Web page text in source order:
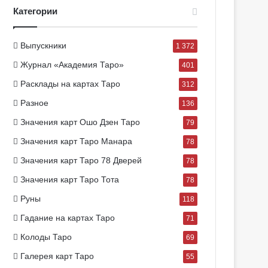
Категории
Выпускники 1 372
Журнал «Академия Таро» 401
Расклады на картах Таро 312
Разное 136
Значения карт Ошо Дзен Таро 79
Значения карт Таро Манара 78
Значения карт Таро 78 Дверей 78
Значения карт Таро Тота 78
Руны 118
Гадание на картах Таро 71
Колоды Таро 69
Галерея карт Таро 55